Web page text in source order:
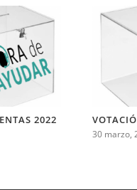
2022
30 marzo,